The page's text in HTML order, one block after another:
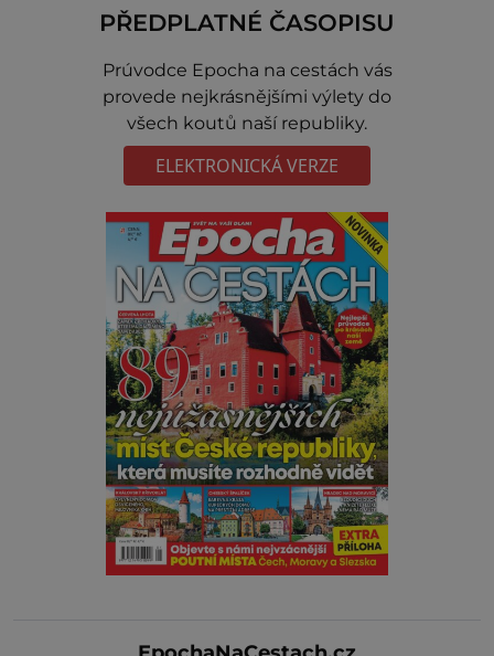
PŘEDPLATNÉ ČASOPISU
Prúvodce Epocha na cestách vás
provede nejkrásnějšími výlety do
všech koutů naší republiky.
ELEKTRONICKÁ VERZE